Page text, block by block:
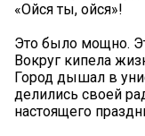
«Ойся ты, ойся»!
Это было мощно.
Вокруг кипела
Город дышал в
делились своей
настоящего